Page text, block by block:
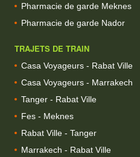
Pharmacie de garde Meknes
Pharmacie de garde Nador
TRAJETS DE TRAIN
Casa Voyageurs - Rabat Ville
Casa Voyageurs - Marrakech
Tanger - Rabat Ville
Fes - Meknes
Rabat Ville - Tanger
Marrakech - Rabat Ville